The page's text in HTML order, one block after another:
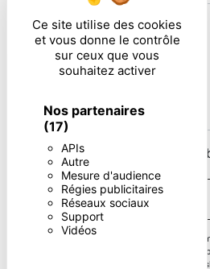
Ce site utilise des cookies
et vous donne le contrôle
sur ceux que vous
souhaitez activer
Nos partenaires
(17)
APIs
Autre
Mesure d'audience
Régies publicitaires
Réseaux sociaux
Support
Vidéos
By checking
** The personal data
opposition, withdrawal of
or by email. You may be